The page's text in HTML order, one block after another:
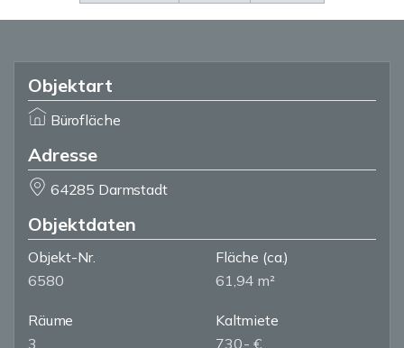
Objektart
Bürofläche
Adresse
64285 Darmstadt
Objektdaten
Objekt-Nr.
6580
Fläche (ca.)
61,94 m²
Räume
3
Kaltmiete
730,- €